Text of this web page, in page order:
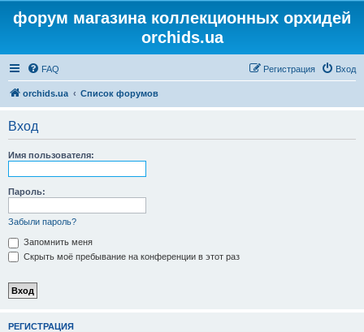
форум магазина коллекционных орхидей
orchids.ua
FAQ Вход
Регистрация
orchids.ua Список форумов
Вход
Имя пользователя:
Пароль:
Забыли пароль?
Запомнить меня
Скрыть моё пребывание на конференции в этот раз
РЕГИСТРАЦИЯ